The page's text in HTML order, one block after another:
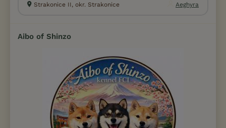
Strakonice II, okr. Strakonice Aeghyra
Aibo of Shinzo